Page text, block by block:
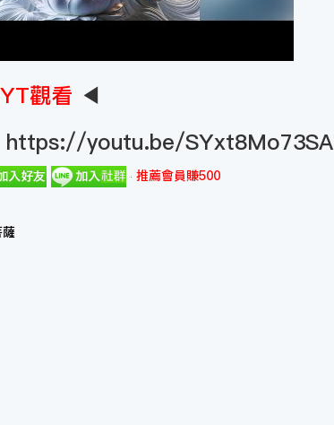
觀看 ◀
https://youtu.be/SYxt8Mo73SA
推薦會員賺500